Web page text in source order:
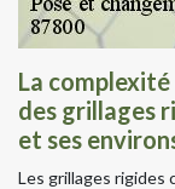
La
des grillages
et ses
Les grillages